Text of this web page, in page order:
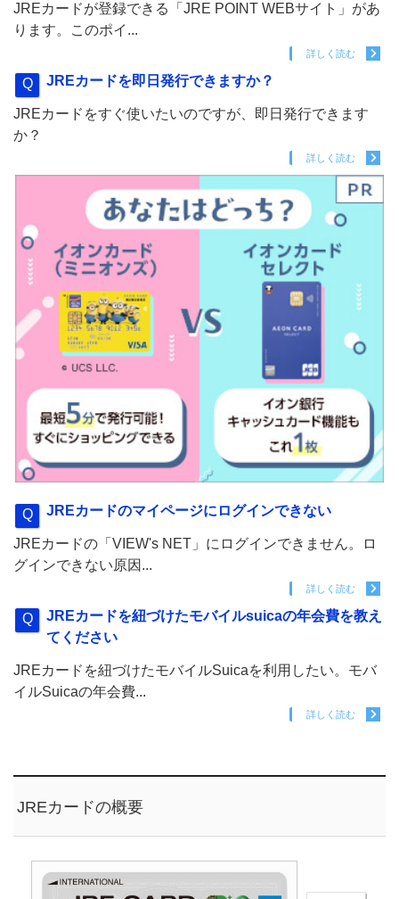
JREカードが登録できる「JRE POINT WEBサイト」があ
ります。このポイ...
詳しく読む
JREカードを即日発行できますか？
JREカードをすぐ使いたいのですが、即日発行できます
か？
詳しく読む
JREカードのマイページにログインできない
JREカードの「VIEW's NET」にログインできません。ロ
グインできない原因...
詳しく読む
JREカードを紐づけたモバイルsuicaの年会費を教え
てください
JREカードを紐づけたモバイルSuicaを利用したい。モバ
イルSuicaの年会費...
詳しく読む
JREカードの概要